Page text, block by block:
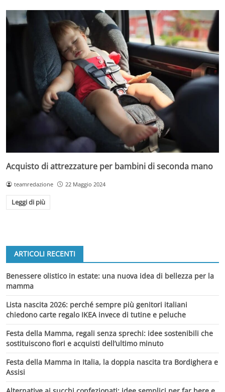
Acquisto di attrezzature per bambini di seconda mano
teamredazione 22 Maggio 2024
Leggi di più
ARTICOLI RECENTI
Benessere olistico in estate: una nuova idea di bellezza per la
mamma
Lista nascita 2026: perché sempre più genitori italiani
chiedono carte regalo IKEA invece di tutine e peluche
Festa della Mamma, regali senza sprechi: idee sostenibili che
sostituiscono fiori e acquisti dell’ultimo minuto
Festa della Mamma in Italia, la doppia nascita tra Bordighera e
Assisi